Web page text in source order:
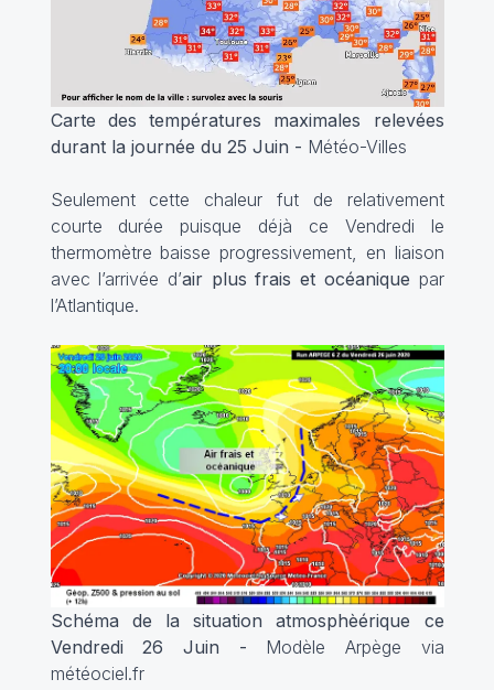
Carte des températures maximales relevées
durant la journée du 25 Juin - Météo-Villes
Seulement cette chaleur fut de relativement
courte durée puisque déjà ce Vendredi le
thermomètre baisse progressivement, en liaison
avec l’arrivée d’air plus frais et océanique par
l’Atlantique.
Schéma de la situation atmosphèérique ce
Vendredi 26 Juin - Modèle Arpège via
météociel.fr